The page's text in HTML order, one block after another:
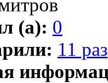
(а): 0
11 раз